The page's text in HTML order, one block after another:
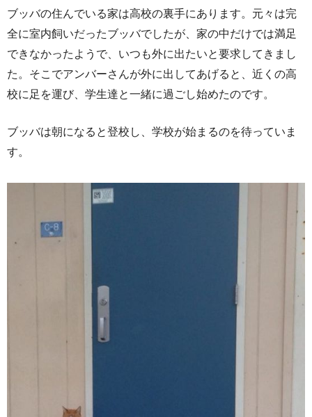
ブッバの住んでいる家は高校の裏手にあります。元々は完
全に室内飼いだったブッバでしたが、家の中だけでは満足
できなかったようで、いつも外に出たいと要求してきまし
た。そこでアンバーさんが外に出してあげると、近くの高
校に足を運び、学生達と一緒に過ごし始めたのです。
ブッバは朝になると登校し、学校が始まるのを待っていま
す。